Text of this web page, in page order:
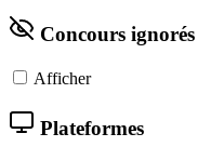
Concours ignorés
Afficher
Plateformes